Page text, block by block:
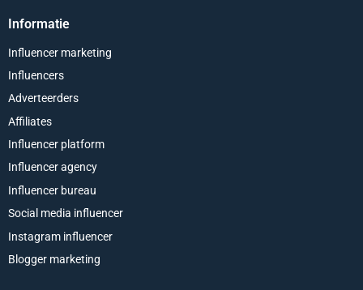
Informatie
Influencer marketing
Influencers
Adverteerders
Affiliates
Influencer platform
Influencer agency
Influencer bureau
Social media influencer
Instagram influencer
Blogger marketing